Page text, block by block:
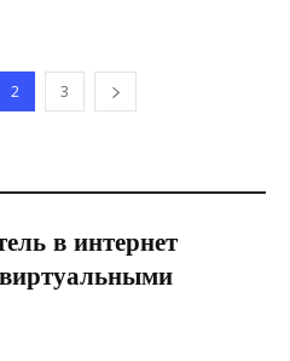
2 3
в интернет